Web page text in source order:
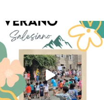
La diversión y la alegría también se han
sentido...
92 0